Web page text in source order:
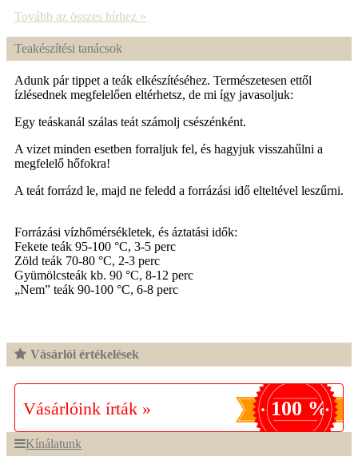
Tovább az összes hírhez »
Teakészítési tanácsok
Adunk pár tippet a teák elkészítéséhez. Természetesen ettől
ízlésednek megfelelően eltérhetsz, de mi így javasoljuk:
Egy teáskanál szálas teát számolj csészénként.
A vizet minden esetben forraljuk fel, és hagyjuk visszahűlni a
megfelelő hőfokra!
A teát forrázd le, majd ne feledd a forrázási idő elteltével leszűrni.
Forrázási vízhőmérsékletek, és áztatási idők:
Fekete teák 95-100 °C, 3-5 perc
Zöld teák 70-80 °C, 2-3 perc
Gyümölcsteák kb. 90 °C, 8-12 perc
„Nem” teák 90-100 °C, 6-8 perc
Vásárlói értékelések
Vásárlóink írták » 100 %
Kínálatunk